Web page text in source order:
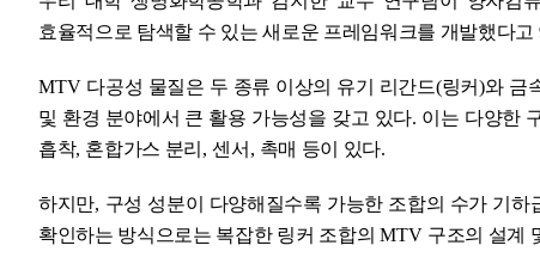
효율적으로 탐색할 수 있는 새로운 프레임워크를 개발했다고
MTV 다공성 물질은 두 종류 이상의 유기 리간드(링커)와 금
및 환경 분야에서 큰 활용 가능성을 갖고 있다. 이는 다양한
흡착, 혼합가스 분리 ,센서 , 촉매 등이 있다.
하지만, 구성 성분이 다양해질수록 가능한 조합의 수가 기하
확인하는 방식으로는 복잡한 링커 조합의 MTV 구조의 설계